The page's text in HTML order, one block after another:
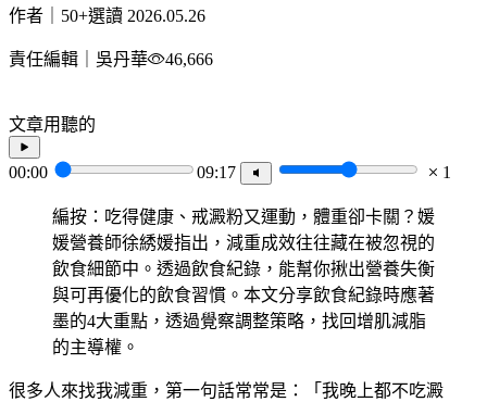
作者｜50+選讀 2026.05.26
責任編輯｜吳丹華 46,666
文章用聽的
00:00 09:17 1
編按：吃得健康、戒澱粉又運動，體重卻卡關？媛
媛營養師徐綉媛指出，減重成效往往藏在被忽視的
飲食細節中。透過飲食紀錄，能幫你揪出營養失衡
與可再優化的飲食習慣。本文分享飲食紀錄時應著
墨的4大重點，透過覺察調整策略，找回增肌減脂
的主導權。
很多人來找我減重，第一句話常常是：「我晚上都不吃澱